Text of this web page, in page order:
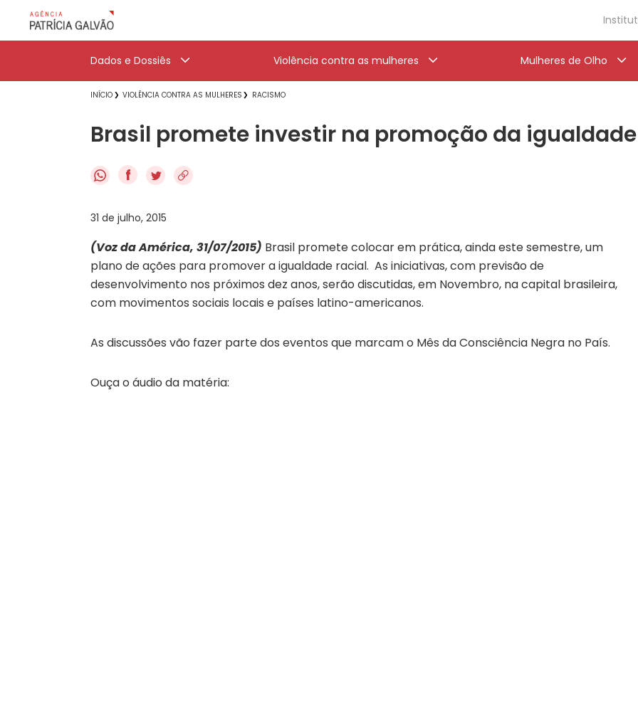
Dados e Dossiês Violência contra as mulheres Mulheres de Olho
INÍCIO VIOLÊNCIA CONTRA AS MULHERES RACISMO
Brasil promete investir na promoção da
f
31 de julho, 2015
(Voz da América, 31/07/2015) Brasil promete colocar em prática, ainda este semestre, um
plano de ações para promover a igualdade racial. As iniciativas, com previsão de
desenvolvimento nos próximos dez anos, serão discutidas, em Novembro, na capital brasileira,
com movimentos sociais locais e países latino-americanos.
As discussões vão fazer parte dos eventos que marcam o Mês da Consciência Negra no País.
Ouça o áudio da matéria: